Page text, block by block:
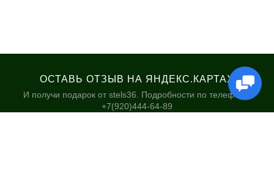
ОСТАВЬ ОТЗЫВ НА ЯНДЕКС.КАРТАХ
И получи подарок от stels36. Подробности по телефону:
+7(920)444-64-89